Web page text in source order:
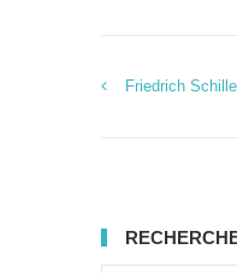
Friedrich